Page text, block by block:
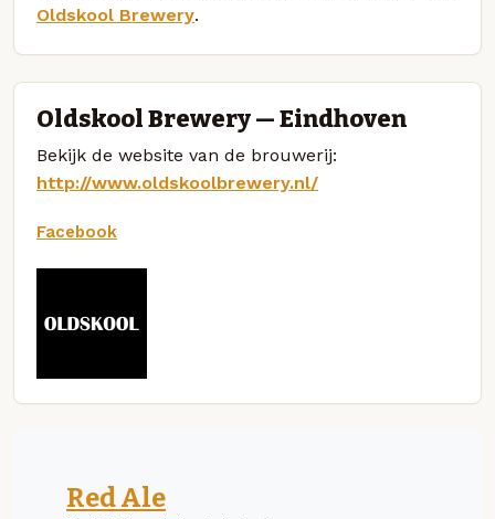
Oldskool Brewery.
Oldskool Brewery — Eindhoven
Bekijk de website van de brouwerij:
http://www.oldskoolbrewery.nl/
Facebook
Red Ale